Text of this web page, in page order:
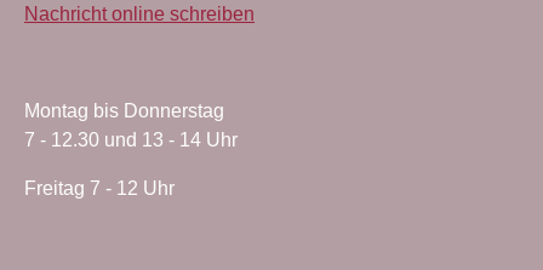
Nachricht online schreiben
Montag bis Donnerstag
7 - 12.30 und 13 - 14 Uhr
Freitag 7 - 12 Uhr